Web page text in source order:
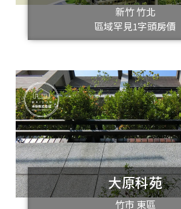
新竹 竹北
區域罕見1字頭房價
大原科苑
竹市 東區